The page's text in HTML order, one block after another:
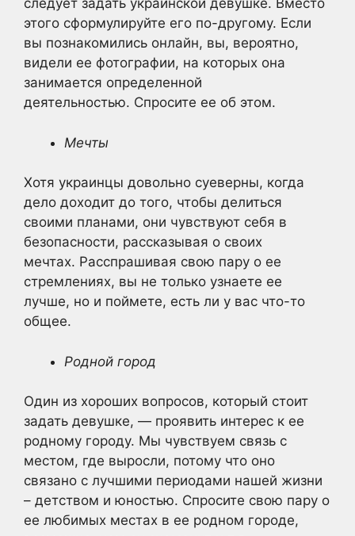
следует задать украинской девушке. Вместо
этого сформулируйте его по-другому. Если
вы познакомились онлайн, вы, вероятно,
видели ее фотографии, на которых она
занимается определенной
деятельностью. Спросите ее об этом.
Мечты
Хотя украинцы довольно суеверны, когда
дело доходит до того, чтобы делиться
своими планами, они чувствуют себя в
безопасности, рассказывая о своих
мечтах. Расспрашивая свою пару о ее
стремлениях, вы не только узнаете ее
лучше, но и поймете, есть ли у вас что-то
общее.
Родной город
Один из хороших вопросов, который стоит
задать девушке, — проявить интерес к ее
родному городу. Мы чувствуем связь с
местом, где выросли, потому что оно
связано с лучшими периодами нашей жизни
– детством и юностью. Спросите свою пару о
ее любимых местах в ее родном городе,